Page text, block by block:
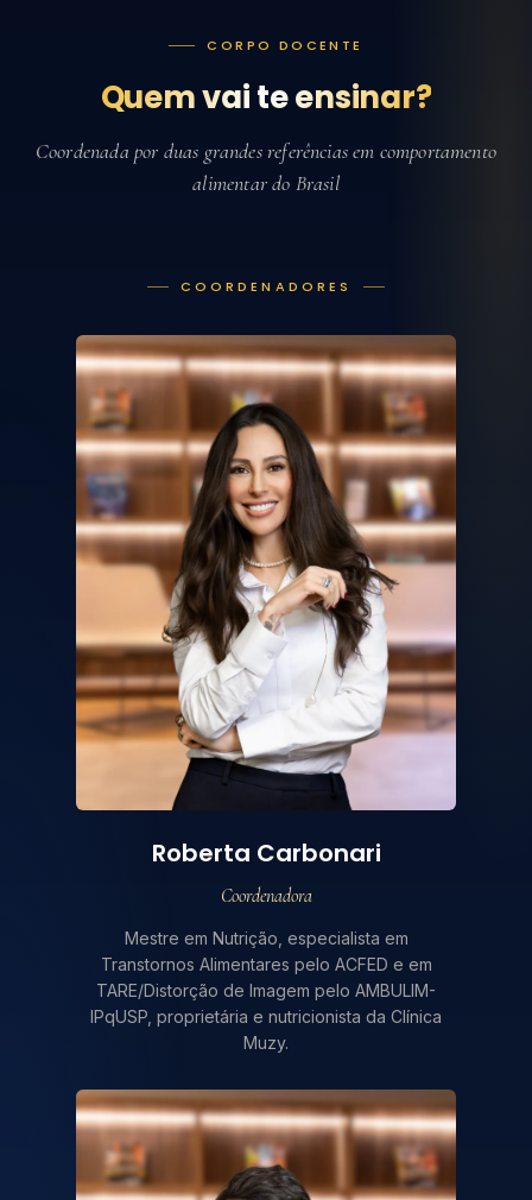
CORPO DOCENTE
Quem vai te ensinar?
Coordenada por duas grandes referênciasem comportamento
alimentar do Brasil
COORDENADORES
Roberta Carbonari
Coordenadora
Mestre em Nutrição, especialista em
Transtornos Alimentares pelo ACFED e em
TARE/Distorção de Imagem pelo AMBULIM-
IPqUSP, proprietária e nutricionista da Clínica
Muzy.